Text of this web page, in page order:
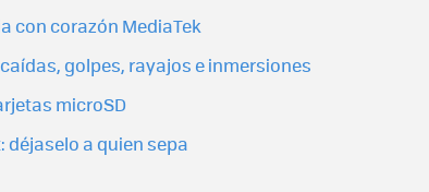
con corazón MediaTek
golpes, rayajos e inmersiones
microSD
déjaselo a quien sepa